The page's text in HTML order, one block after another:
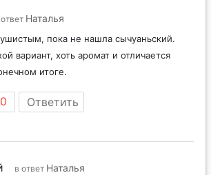
Наталья
пока не нашла сычуаньский.
вариант, хоть аромат и отличается
итоге.
0 Ответить
в ответ Наталья